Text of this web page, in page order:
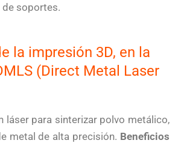
de soportes.
la impresión 3D, en la
(Direct Metal Laser
láser para sinterizar polvo metálico,
metal de alta precisión. Beneficios